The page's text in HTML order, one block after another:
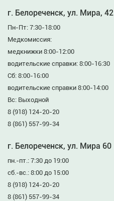
г. Белореченск, ул. Мира, 42
Пн-Пт: 7:30-18:00
Медкомиссия:
медкнижки 8:00-12:00
водительские справки: 8:00-16:30
Сб: 8:00-16:00
водительские справки 8:00-14:00
Вс: Выходной
8 (918) 124-20-20
8 (861) 557-99-34
г. Белореченск, ул. Мира 60
пн.-пт.: 7:30 до 19:00
сб.-вс.: 8:00 до 15:00
8 (918) 124-20-20
8 (861) 557-99-34